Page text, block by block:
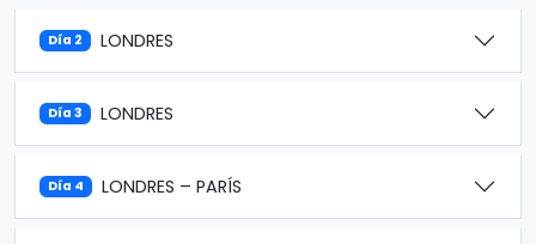
Día 2 LONDRES
Día 3 LONDRES
Día 4 LONDRES – PARÍS